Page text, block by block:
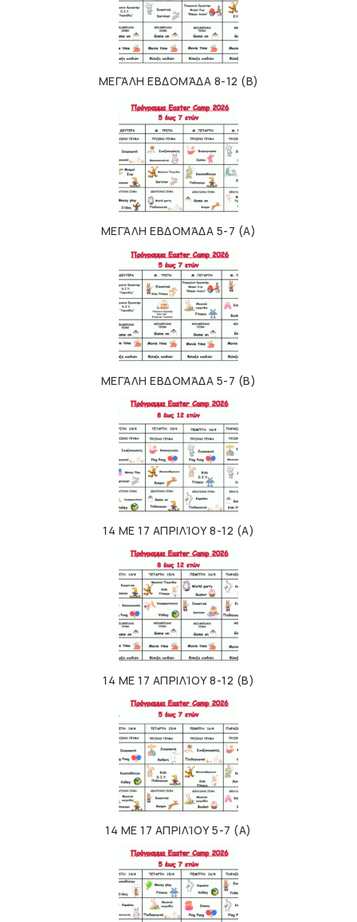
ΜΕΓΆΛΗ ΕΒΔΟΜΆΔΑ 8-12 (Β)
ΜΕΓΆΛΗ ΕΒΔΟΜΆΔΑ 5-7 (Α)
ΜΕΓΆΛΗ ΕΒΔΟΜΆΔΑ 5-7 (Β)
14 ΜΕ 17 ΑΠΡΙΛΊΟΥ 8-12 (Α)
14 ΜΕ 17 ΑΠΡΙΛΊΟΥ 8-12 (Β)
14 ΜΕ 17 ΑΠΡΙΛΊΟΥ 5-7 (Α)